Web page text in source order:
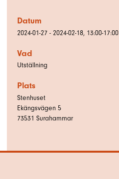
Datum
2024-01-27 - 2024-02-18, 13:00-17:00
Vad
Utställning
Plats
Stenhuset
Ekängsvägen 5
73531 Surahammar